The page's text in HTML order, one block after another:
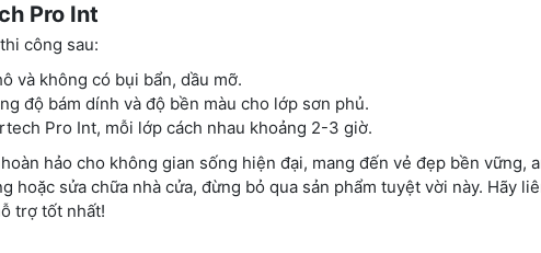
Pro Int
công sau:
và không có bụi bẩn, dầu mỡ.
độ bám dính và độ bền màu cho lớp sơn phủ.
Pro Int, mỗi lớp cách nhau khoảng 2-3 giờ.
hảo cho không gian sống hiện đại, mang đến vẻ đẹp bền vững,
hoặc sửa chữa nhà cửa, đừng bỏ qua sản phẩm tuyệt vời này. Hãy
trợ tốt nhất!